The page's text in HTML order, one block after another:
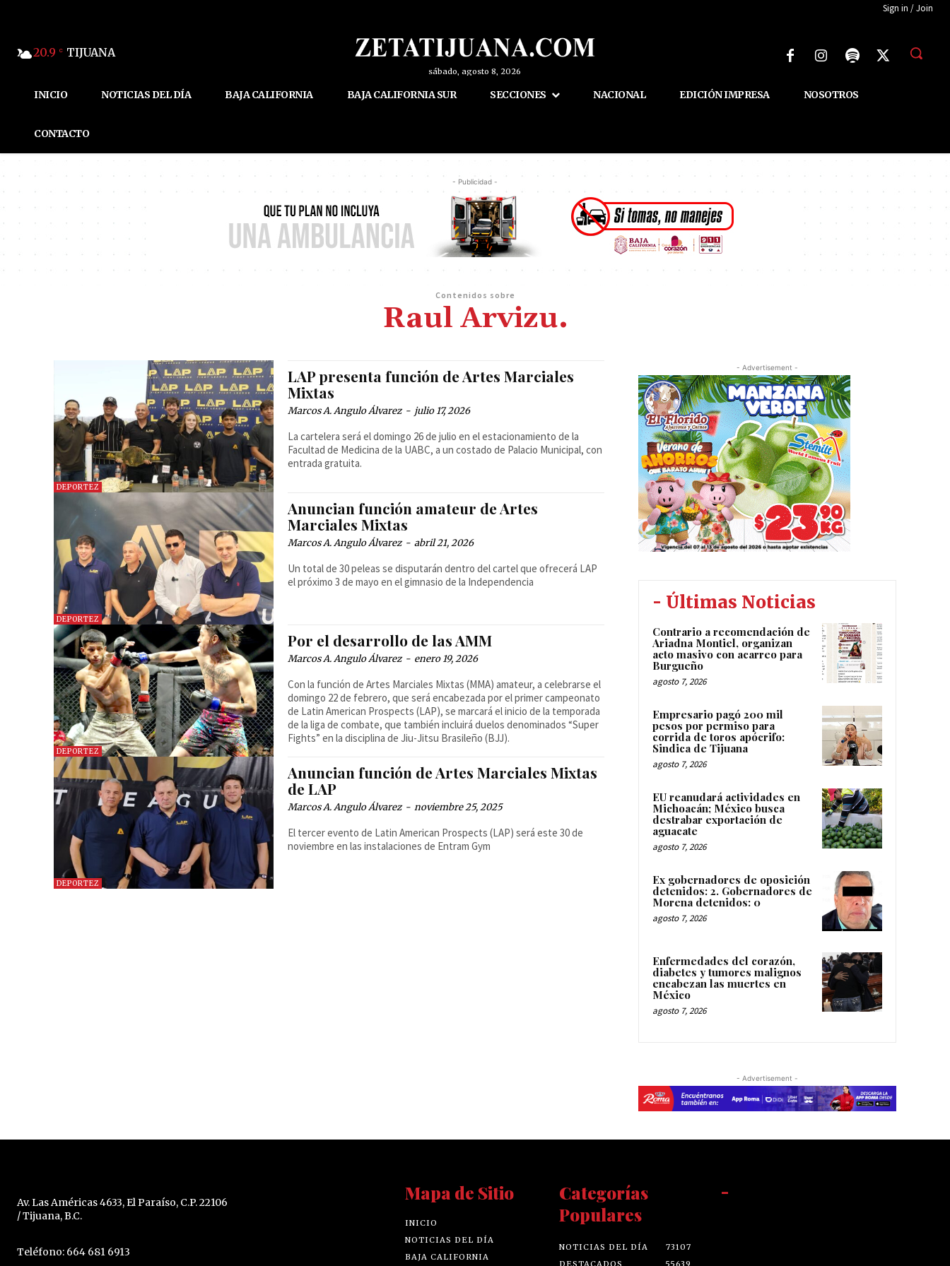
Sign in / Join
20.9 C TIJUANA
sábado, agosto 8, 2026
INICIO NOTICIAS DEL DÍA BAJA CALIFORNIA BAJA CALIFORNIA SUR SECCIONES NACIONAL EDICIÓN IMPRESA NOSOTROS
CONTACTO
- Publicidad -
Contenidos sobre
Raul Arvizu.
DEPORTEZ
LAP presenta función de Artes Marciales
Mixtas
Marcos A. Angulo Álvarez - julio 17, 2026
La cartelera será el domingo 26 de julio en el estacionamiento de la
Facultad de Medicina de la UABC, a un costado de Palacio Municipal, con
entrada gratuita.
DEPORTEZ
Anuncian función amateur de Artes
Marciales Mixtas
Marcos A. Angulo Álvarez - abril 21, 2026
Un total de 30 peleas se disputarán dentro del cartel que ofrecerá LAP
el próximo 3 de mayo en el gimnasio de la Independencia
DEPORTEZ
Por el desarrollo de las AMM
Marcos A. Angulo Álvarez - enero 19, 2026
Con la función de Artes Marciales Mixtas (MMA) amateur, a celebrarse el
domingo 22 de febrero, que será encabezada por el primer campeonato
de Latin American Prospects (LAP), se marcará el inicio de la temporada
de la liga de combate, que también incluirá duelos denominados “Super
Fights” en la disciplina de Jiu-Jitsu Brasileño (BJJ).
DEPORTEZ
Anuncian función de Artes Marciales Mixtas
de LAP
Marcos A. Angulo Álvarez - noviembre 25, 2025
El tercer evento de Latin American Prospects (LAP) será este 30 de
noviembre en las instalaciones de Entram Gym
- Advertisement -
- Últimas Noticias
Contrario a recomendación de
Ariadna Montiel, organizan
acto masivo con acarreo para
Burgueño
agosto 7, 2026
Empresario pagó 200 mil
pesos por permiso para
corrida de toros apócrifo:
Sindica de Tijuana
agosto 7, 2026
EU reanudará actividades en
Michoacán; México busca
destrabar exportación de
aguacate
agosto 7, 2026
Ex gobernadores de oposición
detenidos: 2. Gobernadores de
Morena detenidos: 0
agosto 7, 2026
Enfermedades del corazón,
diabetes y tumores malignos
encabezan las muertes en
México
agosto 7, 2026
- Advertisement -
Av. Las Américas 4633, El Paraíso, C.P. 22106
/ Tijuana, B.C.
Teléfono: 664 681 6913
Mapa de Sitio
INICIO
NOTICIAS DEL DÍA
BAJA CALIFORNIA
Categorías
Populares
NOTICIAS DEL DÍA
73107
-